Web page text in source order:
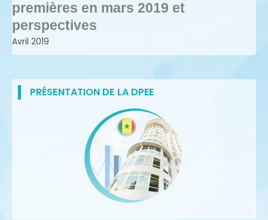
premières en mars 2019 et
perspectives
Avril 2019
PRÉSENTATION DE LA DPEE